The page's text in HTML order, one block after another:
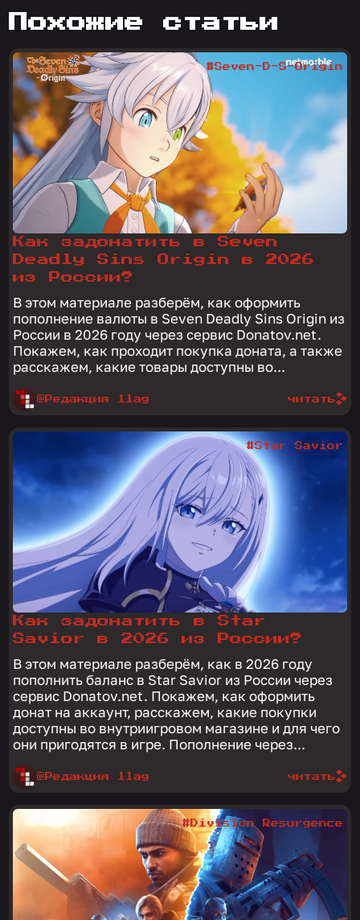
похожие статьи
Как задонатить в Seven
Deadly Sins Origin в 2026
из России?
В этом материале разберём, как оформить
пополнение валюты в Seven Deadly Sins Origin из
России в 2026 году через сервис Donatov.net.
Покажем, как проходит покупка доната, а также
расскажем, какие товары доступны во...
@Редакция 1lag
#Seven-D-S-Origin
читать
Как задонатить в Star
Savior в 2026 из России?
В этом материале разберём, как в 2026 году
пополнить баланс в Star Savior из России через
сервис Donatov.net. Покажем, как оформить
донат на аккаунт, расскажем, какие покупки
доступны во внутриигровом магазине и для чего
они пригодятся в игре. Пополнение через...
@Редакция 1lag
#Star Savior
читать
#Division Resurgence